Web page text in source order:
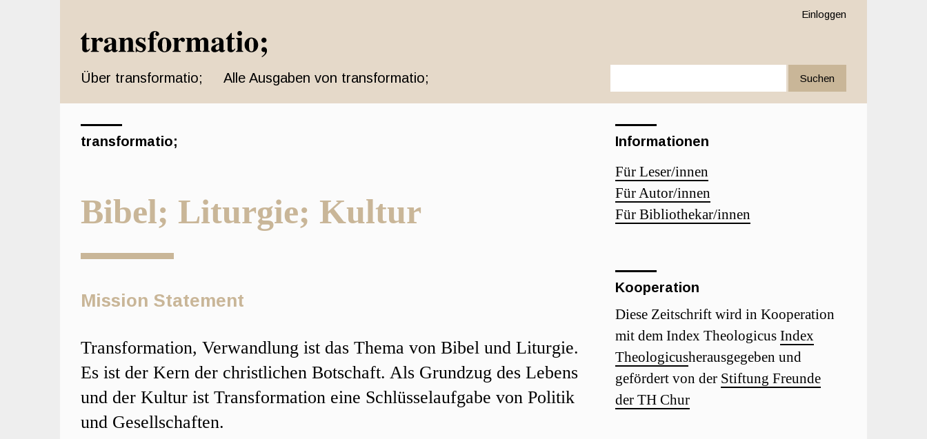
Seiteninhalt
springen
Sidebar
Einloggen
Über transformatio; Alle Ausgaben von transformatio; Suchen
transformatio;
Bibel; Liturgie; Kultur
Mission Statement
Transformation, Verwandlung ist das Thema von Bibel und Liturgie.
Es ist der Kern der christlichen Botschaft. Als Grundzug des Lebens
und der Kultur ist Transformation eine Schlüsselaufgabe von Politik
und Gesellschaften.
Informationen
Für Leser/innen
Für Autor/innen
Für Bibliothekar/innen
Kooperation
Diese Zeitschrift wird in Kooperation
mit dem Index Theologicus Index
Theologicusherausgegeben und
gefördert von der Stiftung Freunde
der TH Chur